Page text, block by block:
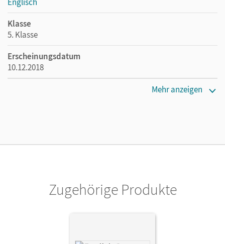
Klasse
5. Klasse
Erscheinungsdatum
10.12.2018
Proulx, Marc; Abbey and Donoghue Ltd. Mr Frank
Mehr anzeigen
Zugehörige Produkte